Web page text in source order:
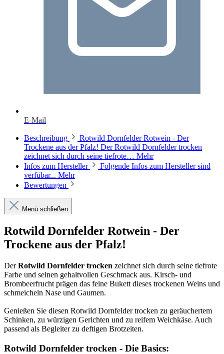
E-Mail
Beschreibung
Rotwild Dornfelder Rotwein - Der
Trockene aus der Pfalz! Der Rotwild Dornfelder trocken
zeichnet sich durch seine tiefrote… Mehr
Infos zum Hersteller
Folgende Infos zum Hersteller sind
verfübar... Mehr
Bewertungen
Menü schließen
Rotwild Dornfelder Rotwein - Der
Trockene aus der Pfalz!
DerRotwild Dornfelder trocken zeichnet sich durch seine tiefrote
Farbe und seinen gehaltvollen Geschmack aus. Kirsch- und
Brombeerfrucht prägen das feine Bukett dieses trockenen Weins und
schmeicheln Nase und Gaumen.
Genießen Sie diesen Rotwild Dornfelder trocken zu geräuchertem
Schinken, zu würzigen Gerichten und zu reifem Weichkäse. Auch
passend als Begleiter zu deftigen Brotzeiten.
Rotwild Dornfelder trocken - Die Basics: